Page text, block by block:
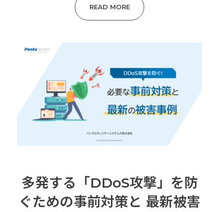
READ MORE
多発する「DDoS攻撃」を防
ぐための事前対策と 最新被害